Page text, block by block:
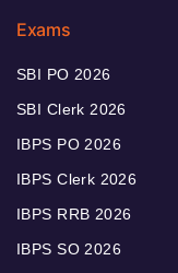
Exams
SBI PO 2026
SBI Clerk 2026
IBPS PO 2026
IBPS Clerk 2026
IBPS RRB 2026
IBPS SO 2026